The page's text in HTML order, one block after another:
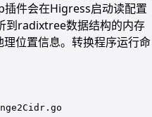
件会在Higress启动读配置
到radixtree数据结构的内存
位置信息。转换程序运行命